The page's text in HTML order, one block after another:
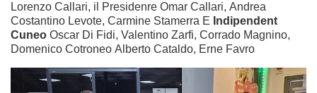
Lorenzo Callari, il Presidenre Omar Callari, Andrea
Costantino Levote, Carmine Stamerra E Indipendent
Cuneo Oscar Di Fidi, Valentino Zarfi, Corrado Magnino,
Domenico Cotroneo Alberto Cataldo, Erne Favro